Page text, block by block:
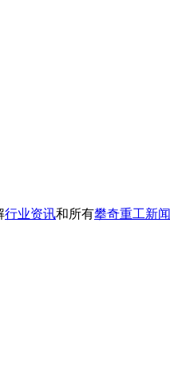
行业资讯和所有攀奇重工新闻